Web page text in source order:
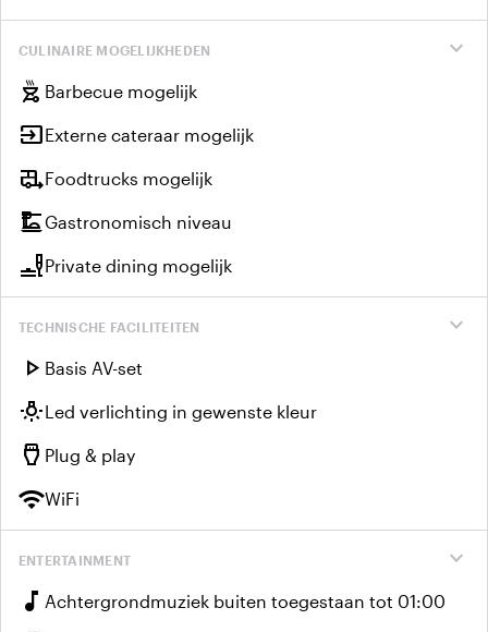
expand_more
CULINAIRE MOGELIJKHEDEN
outdoor_grill Barbecue mogelijk
inputExterne cateraar mogelijk
rv_hookupFoodtrucks mogelijk
dinner_diningGastronomisch niveau
brunch_diningPrivate dining mogelijk
expand_more
TECHNISCHE FACILITEITEN
play_arrow Basis AV-set
wb_incandescentLed verlichting in gewenste kleur
settings_input_hdmi Plug & play
wifiWiFi
expand_more
ENTERTAINMENT
music_note Achtergrondmuziek buiten toegestaan tot 01:00